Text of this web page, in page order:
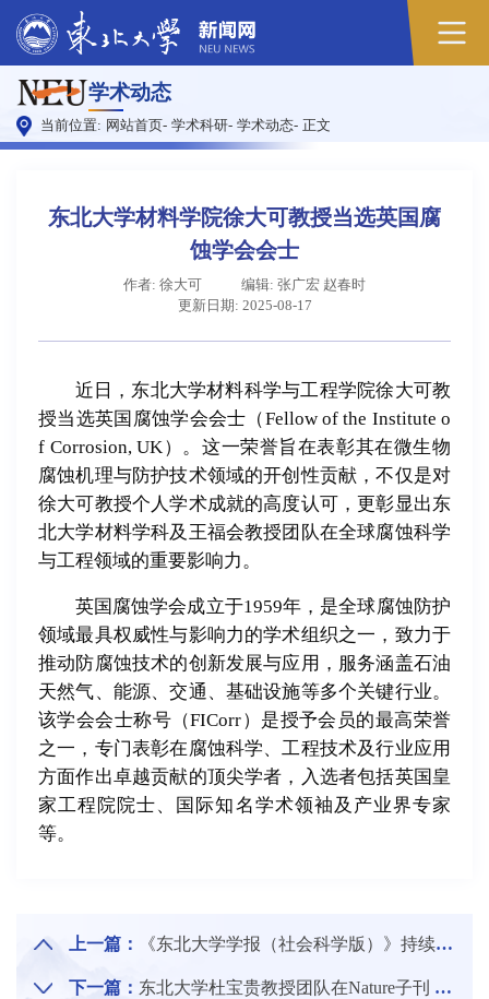
学术动态
当前位置: 网站首页- 学术科研- 学术动态- 正文
东北大学材料学院徐大可教授当选英国腐
蚀学会会士
作者: 徐大可
编辑: 张广宏 赵春时
更新日期: 2025-08-17
近日，东北大学材料科学与工程学院徐大可教
授当选英国腐蚀学会会士（Fellow of the Institute o
f Corrosion, UK）。这一荣誉旨在表彰其在微生物
腐蚀机理与防护技术领域的开创性贡献，不仅是对
徐大可教授个人学术成就的高度认可，更彰显出东
北大学材料学科及王福会教授团队在全球腐蚀科学
与工程领域的重要影响力。
英国腐蚀学会成立于1959年，是全球腐蚀防护
领域最具权威性与影响力的学术组织之一，致力于
推动防腐蚀技术的创新发展与应用，服务涵盖石油
天然气、能源、交通、基础设施等多个关键行业。
该学会会士称号（FICorr）是授予会员的最高荣誉
之一，专门表彰在腐蚀科学、工程技术及行业应用
方面作出卓越贡献的顶尖学者，入选者包括英国皇
家工程院院士、国际知名学术领袖及产业界专家
等。
上一篇： 《东北大学学报（社会科学版）》持续入选CSSCI来源期刊
下一篇： 东北大学杜宝贵教授团队在Nature子刊 Humanities & Social Sciences Communications发表最新研究成果